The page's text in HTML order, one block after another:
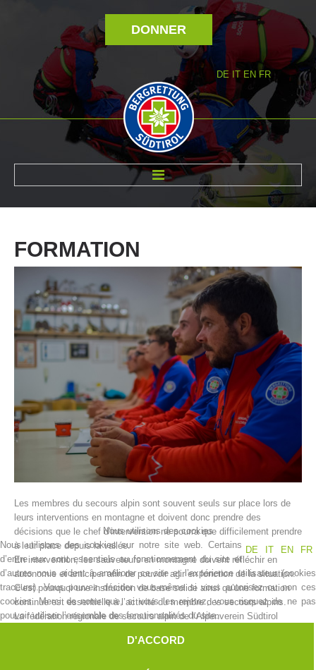
DONNER
DE IT EN FR
FORMATION
Les membres du secours alpin sont souvent seuls sur place lors de
leurs interventions en montagne et doivent donc prendre des
décisions que le chef d’intervention ne pourra que difficilement prendre
à leur place depuis la vallée.
En intervention, les sauveteurs en montagne doivent réfléchir en
autonomie et anticiper afin de pouvoir agir en fonction de la situation.
C’est pourquoi une instruction de base solide ainsi qu’une formation
continue est essentielle à l’activité du membre des secours alpins.
La fédération régionale de secours alpin de l’Alpenverein Südtirol
en charge l’instruction de base des candidat(e)s.
Nous utilisons des cookies
DE
IT EN FR
Nous utilisons des cookies sur notre site web. Certains
d’entre eux sont essentiels au fonctionnement du site et
d’autres nous aident à améliorer ce site et l’expérience utilisateur (cookies
traceurs). Vous pouvez décider vous-même si vous autorisez ou non ces
cookies. Merci de noter que, si vous les rejetez, vous risquez de ne pas
pouvoir utiliser l’ensemble des fonctionnalités du site.
D'ACCORD